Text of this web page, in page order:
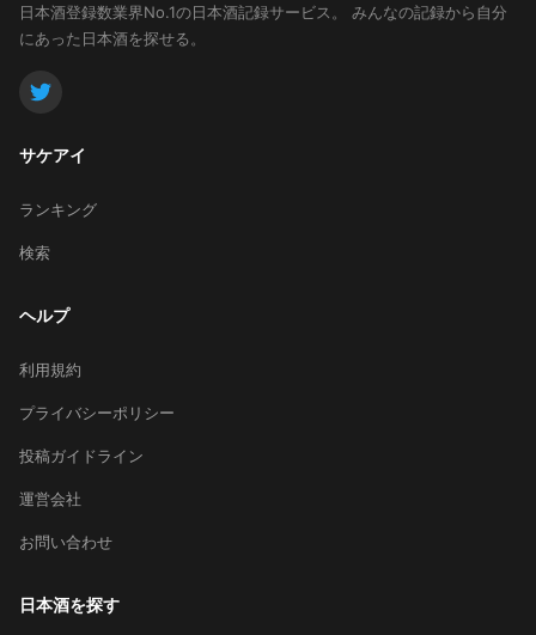
日本酒登録数業界No.1の日本酒記録サービス。
みんなの記録から自分
にあった日本酒を探せる。
サケアイ
ランキング
検索
ヘルプ
利用規約
プライバシーポリシー
投稿ガイドライン
運営会社
お問い合わせ
日本酒を探す